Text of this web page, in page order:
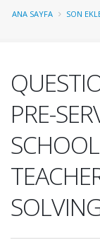
ANA SAYFA SON
PRE-